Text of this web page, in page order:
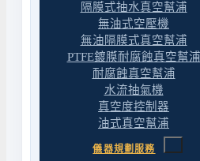
隔膜式抽水真空幫浦
無油式空壓機
無油隔膜式真空幫浦
PTFE鍍膜耐腐蝕真空幫浦
耐腐蝕真空幫浦
水流抽氣機
真空度控制器
油式真空幫浦
儀器規劃服務
Phone
市話04 22439623
傳真 04 22430827
Mail
Client@yt-